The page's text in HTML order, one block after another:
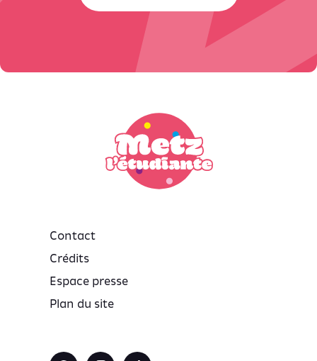
Contact
Crédits
Espace presse
Plan du site